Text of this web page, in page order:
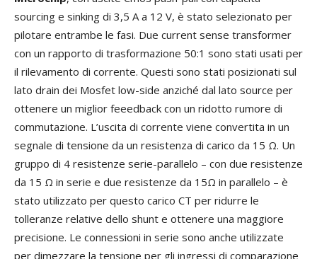
sourcing e sinking di 3,5 A a 12 V, è stato selezionato per
pilotare entrambe le fasi. Due current sense transformer
con un rapporto di trasformazione 50:1 sono stati usati per
il rilevamento di corrente. Questi sono stati posizionati sul
lato drain dei Mosfet low-side anziché dal lato source per
ottenere un miglior feeedback con un ridotto rumore di
commutazione. L’uscita di corrente viene convertita in un
segnale di tensione da un resistenza di carico da 15 Ω. Un
gruppo di 4 resistenze serie-parallelo – con due resistenze
da 15 Ω in serie e due resistenze da 15Ω in parallelo – è
stato utilizzato per questo carico CT per ridurre le
tolleranze relative dello shunt e ottenere una maggiore
precisione. Le connessioni in serie sono anche utilizzate
per dimezzare la tensione per gli ingressi di comparazione